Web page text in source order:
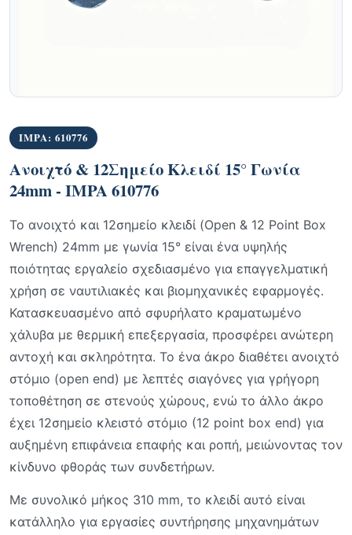
IMPA: 610776
Ανοιχτό & 12Σημείο Κλειδί 15° Γωνία
24mm - IMPA 610776
Το ανοιχτό και 12σημείο κλειδί (Open & 12 Point Box
Wrench) 24mm με γωνία 15° είναι ένα υψηλής
ποιότητας εργαλείο σχεδιασμένο για επαγγελματική
χρήση σε ναυτιλιακές και βιομηχανικές εφαρμογές.
Κατασκευασμένο από σφυρήλατο κραματωμένο
χάλυβα με θερμική επεξεργασία, προσφέρει ανώτερη
αντοχή και σκληρότητα. Το ένα άκρο διαθέτει ανοιχτό
στόμιο (open end) με λεπτές σιαγόνες για γρήγορη
τοποθέτηση σε στενούς χώρους, ενώ το άλλο άκρο
έχει 12σημείο κλειστό στόμιο (12 point box end) για
αυξημένη επιφάνεια επαφής και ροπή, μειώνοντας τον
κίνδυνο φθοράς των συνδετήρων.
Με συνολικό μήκος 310 mm, το κλειδί αυτό είναι
κατάλληλο για εργασίες συντήρησης μηχανημάτων